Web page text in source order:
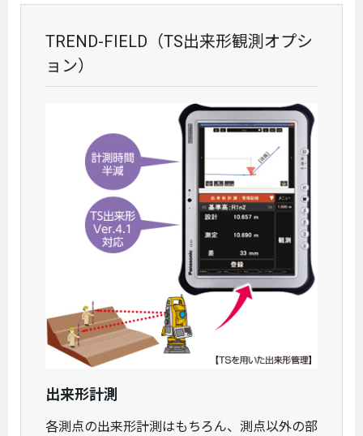
TREND-FIELD（TS出来形観測オプシ
ョン）
出来形計測
各測点の出来形計測はもちろん、測点以外の部